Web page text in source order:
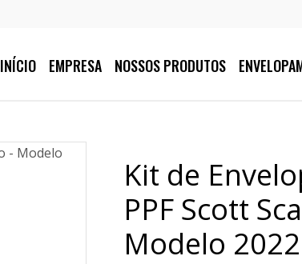
INÍCIO EMPRESA NOSSOS PRODUTOS
Kit de
PPF Scott
Modelo